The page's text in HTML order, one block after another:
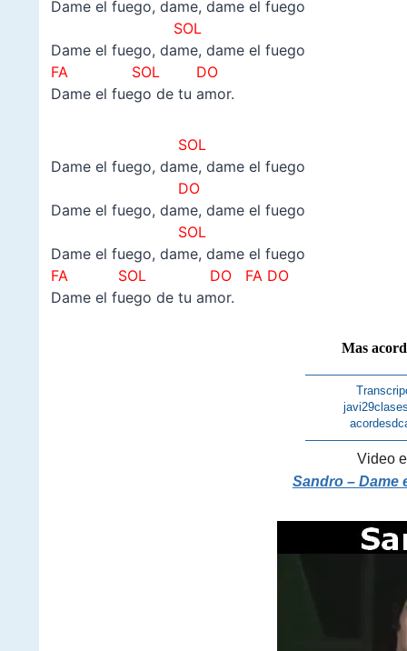
Dame el fuego, dame, dame el fuego
SOL
Dame el fuego, dame, dame el fuego
FA SOL DO
Dame el fuego de tu amor.
SOL
Dame el fuego, dame, dame el fuego
DO
Dame el fuego, dame, dame el fuego
SOL
Dame el fuego, dame, dame el fuego
FA SOL DO FA DO
Dame el fuego de tu amor.
Mas
Video
Sandro – Dame